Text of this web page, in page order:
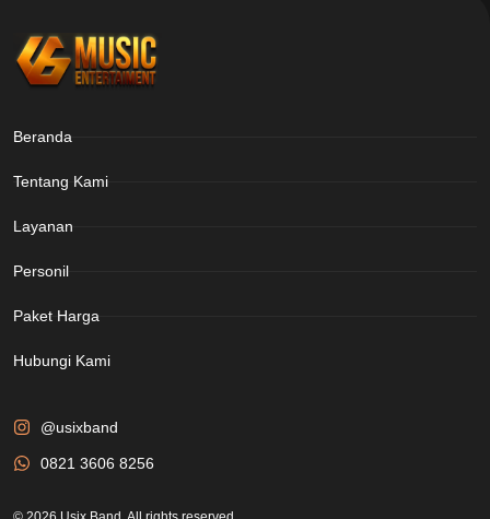
@usixband
0821 3606 8256
Beranda
Tentang Kami
Layanan
Personil
Paket Harga
Hubungi Kami